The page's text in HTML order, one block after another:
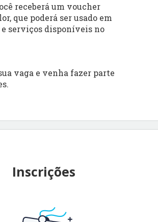
receberá um voucher
que poderá ser usado em
serviços disponíveis no
vaga e venha fazer parte
Inscrições